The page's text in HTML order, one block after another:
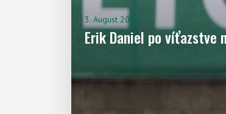
3. August 2026
Erik Daniel po víťazstve